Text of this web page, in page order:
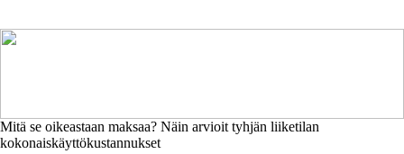
Mitä se oikeastaan maksaa? Näin arvioit tyhjän liiketilan
kokonaiskäyttökustannukset